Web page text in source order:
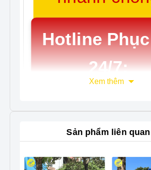
Hotline
24/7:
Công ty TNHH Vật tư Kỹ thuật
🛠️ Lựa chọn đơn
Xem thêm
Sản phẩm liên quan